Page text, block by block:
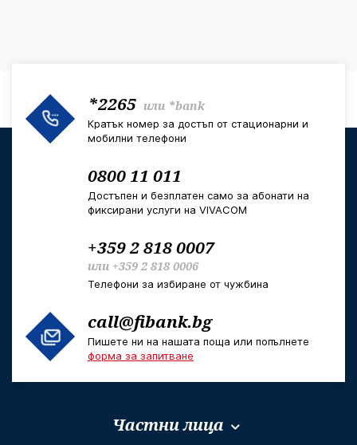
*2265 или *bank
Кратък номер за достъп от стационарни и
мобилни телефони
0800 11 011
Достъпен и безплатен само за абонати на
фиксирани услуги на VIVACOM
+359 2 818 0007
или +359 2 818 0006
Телефони за избиране от чужбина
call@fibank.bg
Пишете ни на нашата поща или попълнете
форма за запитване
Частни лица